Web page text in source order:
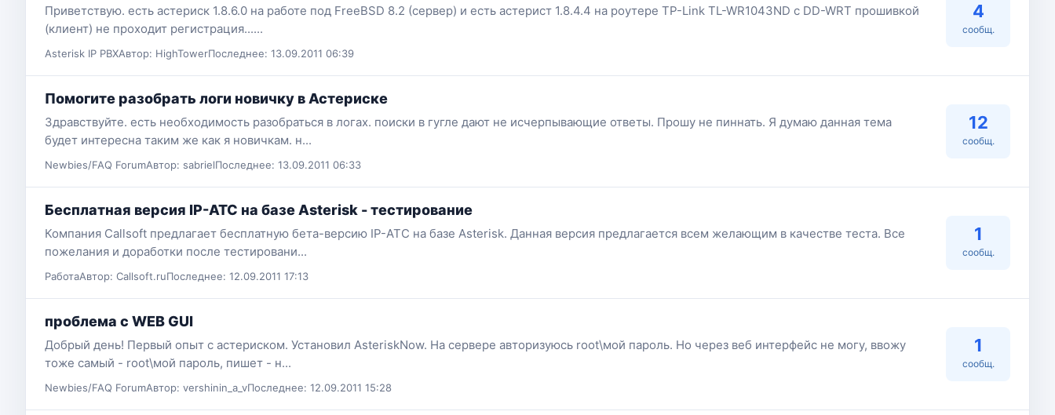
Приветствую. есть астериск 1.8.6.0 на работе под FreeBSD 8.2 (сервер) и есть астерист 1.8.4.4 на роутере TP-Link TL-WR1043ND c DD-WRT прошивкой
(клиент) не проходит регистрация......
Asterisk IP PBXАвтор: HighTowerПоследнее: 13.09.2011 06:39
4
сообщ.
Помогите разобрать логи новичку в Астериске
Здравствуйте. есть необходимость разобраться в логах. поиски в гугле дают не исчерпывающие ответы. Прошу не пиннать. Я думаю данная тема
будет интересна таким же как я новичкам. н...
Newbies/FAQ ForumАвтор: sabrielПоследнее: 13.09.2011 06:33
12
сообщ.
Бесплатная версия IP-АТС на базе Asterisk - тестирование
Компания Callsoft предлагает бесплатную бета-версию IP-АТС на базе Asterisk. Данная версия предлагается всем желающим в качестве теста. Все
пожелания и доработки после тестировани...
РаботаАвтор: Callsoft.ruПоследнее: 12.09.2011 17:13
1
сообщ.
проблема с WEB GUI
Добрый день! Первый опыт с астериском. Установил AsteriskNow. На сервере авторизуюсь root\мой пароль. Но через веб интерфейс не могу, ввожу
тоже самый - root\мой пароль, пишет - н...
Newbies/FAQ ForumАвтор: vershinin_a_vПоследнее: 12.09.2011 15:28
1
сообщ.